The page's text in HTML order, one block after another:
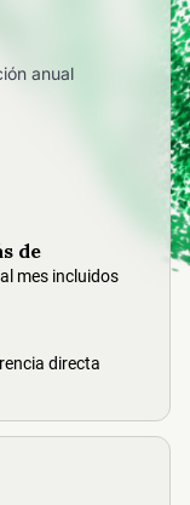
anual
de
mes incluidos
directa